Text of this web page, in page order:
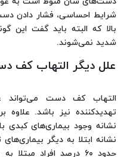
شرایط احساسی، فشار دادن
بالا که البته باید گفت این
شدید نمی‌شوند.
علل دیگر التهاب کف
التهاب کف دست می‌تواند
تهدیدکننده نیز باشد.
نشانه وجود بیماری‌های کبدی
نشانه ابتلا به دیگر
حدود ۶۰ درصد افراد